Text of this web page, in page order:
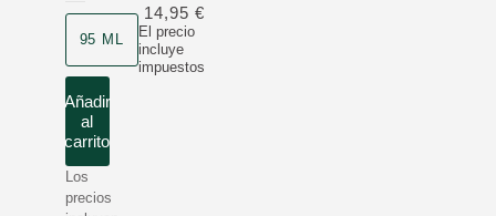
95 ML
El precio
incluye
impuestos
14,95 €
Añadir
al
carrito
Los
precios